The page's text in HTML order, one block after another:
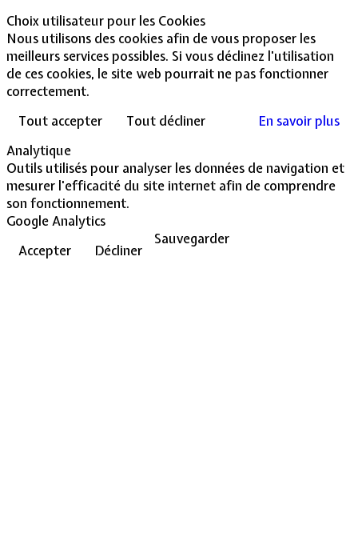
Choix utilisateur pour les Cookies
Nous utilisons des cookies afin de vous proposer les
meilleurs services possibles. Si vous déclinez l'utilisation
de ces cookies, le site web pourrait ne pas fonctionner
correctement.
Tout accepter
Tout décliner
En savoir plus
Analytique
Outils utilisés pour analyser les données de navigation et
mesurer l'efficacité du site internet afin de comprendre
son fonctionnement.
Google Analytics
Accepter
Décliner
Sauvegarder